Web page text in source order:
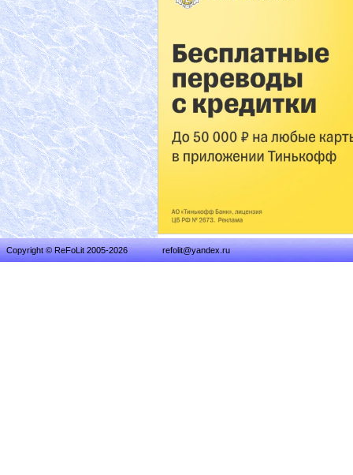
Copyright © ReFoLit 2005-2026 refolit@yandex.ru